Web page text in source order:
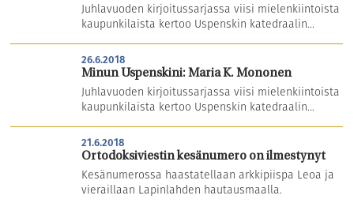
Juhlavuoden kirjoitussarjassa viisi mielenkiintoista
kaupunkilaista kertoo Uspenskin katedraalin...
26.6.2018
Minun Uspenskini: Maria K. Mononen
Juhlavuoden kirjoitussarjassa viisi mielenkiintoista
kaupunkilaista kertoo Uspenskin katedraalin...
21.6.2018
Ortodoksiviestin kesänumero on ilmestynyt
Kesänumerossa haastatellaan arkkipiispa Leoa ja
vieraillaan Lapinlahden hautausmaalla.